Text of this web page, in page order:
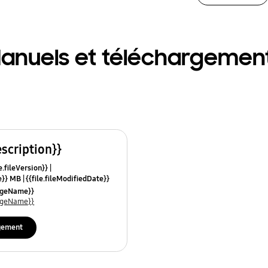
et
MB {{file.fileModifiedDate}}